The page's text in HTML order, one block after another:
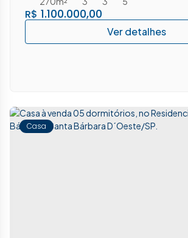
R$ 1.100.000,00
Casa